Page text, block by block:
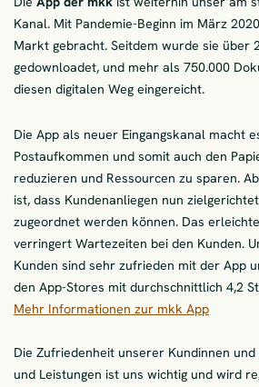
Kanal. Mit Pandemie-Beginn im März
Markt gebracht. Seitdem wurde sie über
gedownloadet, und mehr als 750.000
diesen digitalen Weg eingereicht.
Die App als neuer Eingangskanal macht
Postaufkommen und somit auch den
reduzieren und Ressourcen zu sparen.
ist, dass Kundenanliegen nun
zugeordnet werden können. Das
verringert Wartezeiten bei den Kunden.
Kunden sind sehr zufrieden mit der App
den App-Stores mit durchschnittlich 4,2
Mehr Informationen zur mkk App
Die Zufriedenheit unserer Kundinnen
und Leistungen ist uns wichtig und wird